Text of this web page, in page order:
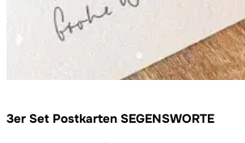
3er Set Postkarten SEGENSWORTE